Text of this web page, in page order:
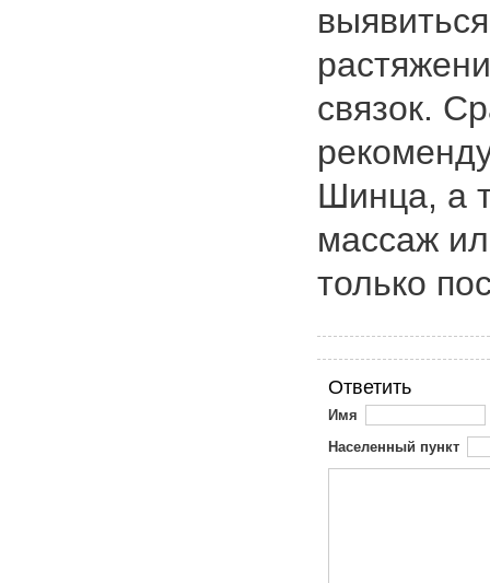
связок.
Шинца, а
массаж
только
Ответить
Имя
Населенный пункт